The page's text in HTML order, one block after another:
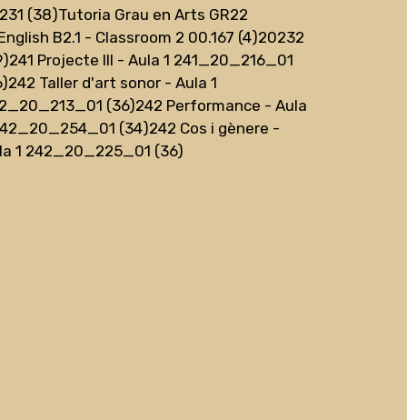
(38)Tutoria Grau en Arts GR22
B2.1 - Classroom 2 00.167 (4)20232
241 Projecte III - Aula 1 241_20_216_01
242 Taller d'art sonor - Aula 1
(36)242 Performance - Aula
(34)242 Cos i gènere -
1 242_20_225_01 (36)